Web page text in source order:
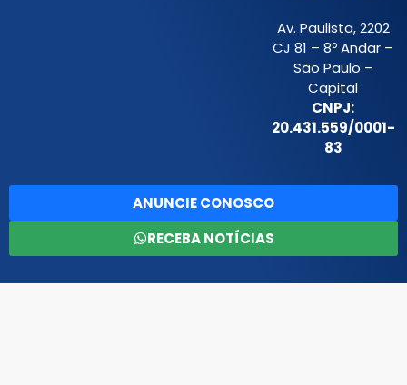
Av. Paulista, 2202
CJ 81 – 8º Andar –
São Paulo –
Capital
CNPJ:
20.431.559/0001-
83
ANUNCIE CONOSCO
RECEBA NOTÍCIAS